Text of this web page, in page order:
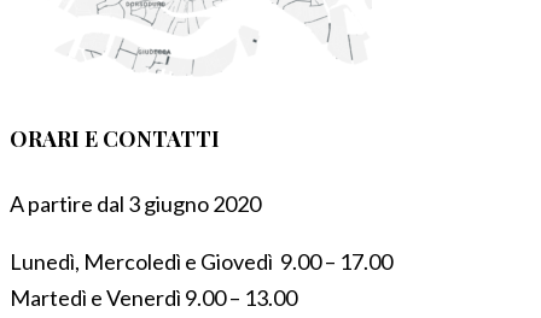
ORARI E CONTATTI
A partire dal 3 giugno 2020
Lunedì, Mercoledì e Giovedì 9.00 – 17.00
Martedì e Venerdì 9.00 – 13.00